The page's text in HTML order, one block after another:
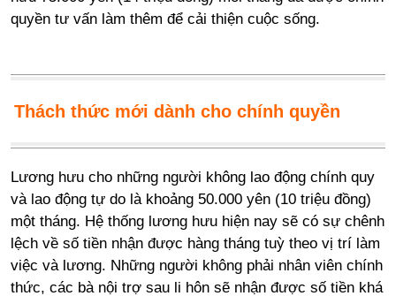
quyền tư vấn làm thêm để cải thiện cuộc sống.
Thách thức mới dành cho chính quyền
Lương hưu cho những người không lao động chính quy
và lao động tự do là khoảng 50.000 yên (10 triệu đồng)
một tháng. Hệ thống lương hưu hiện nay sẽ có sự chênh
lệch về số tiền nhận được hàng tháng tuỳ theo vị trí làm
việc và lương. Những người không phải nhân viên chính
thức, các bà nội trợ sau li hôn sẽ nhận được số tiền khá